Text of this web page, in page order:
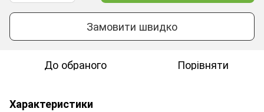
Замовити швидко
До обраного Порівняти
Характеристики